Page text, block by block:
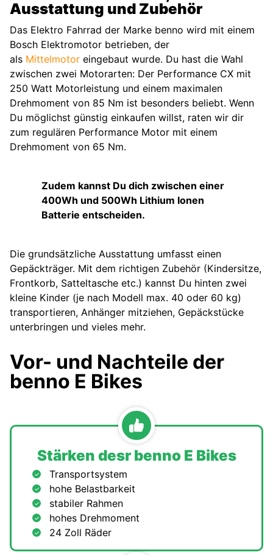
Ausstattung und Zubehör
Das Elektro Fahrrad der Marke benno wird mit einem
Bosch Elektromotor betrieben, der
als Mittelmotor eingebaut wurde. Du hast die Wahl
zwischen zwei Motorarten: Der Performance CX mit
250 Watt Motorleistung und einem maximalen
Drehmoment von 85 Nm ist besonders beliebt. Wenn
Du möglichst günstig einkaufen willst, raten wir dir
zum regulären Performance Motor mit einem
Drehmoment von 65 Nm.
Zudem kannst Du dich zwischen einer
400Wh und 500Wh Lithium Ionen
Batterie entscheiden.
Die grundsätzliche Ausstattung umfasst einen
Gepäckträger. Mit dem richtigen Zubehör (Kindersitze,
Frontkorb, Satteltasche etc.) kannst Du hinten zwei
kleine Kinder (je nach Modell max. 40 oder 60 kg)
transportieren, Anhänger mitziehen, Gepäckstücke
unterbringen und vieles mehr.
Vor- und Nachteile der
benno E Bikes
Stärken desr benno E Bikes
Transportsystem
hohe Belastbarkeit
stabiler Rahmen
hohes Drehmoment
24 Zoll Räder